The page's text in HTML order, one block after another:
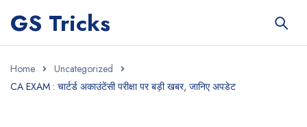
GS Tricks
Home
Uncategorized
CA EXAM : चार्टर्ड अकाउंटेंसी परीक्षा पर बड़ी खबर, जानिए अपडेट